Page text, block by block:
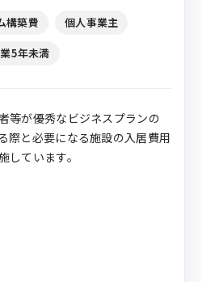
構築費
個人事業主
5年未満
等が優秀なビジネスプランの
際と必要になる施設の入居費用
しています。